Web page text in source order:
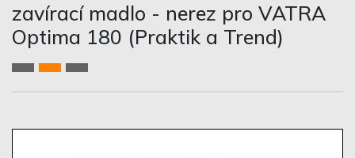
zavírací madlo - nerez pro VATRA
Optima 180 (Praktik a Trend)